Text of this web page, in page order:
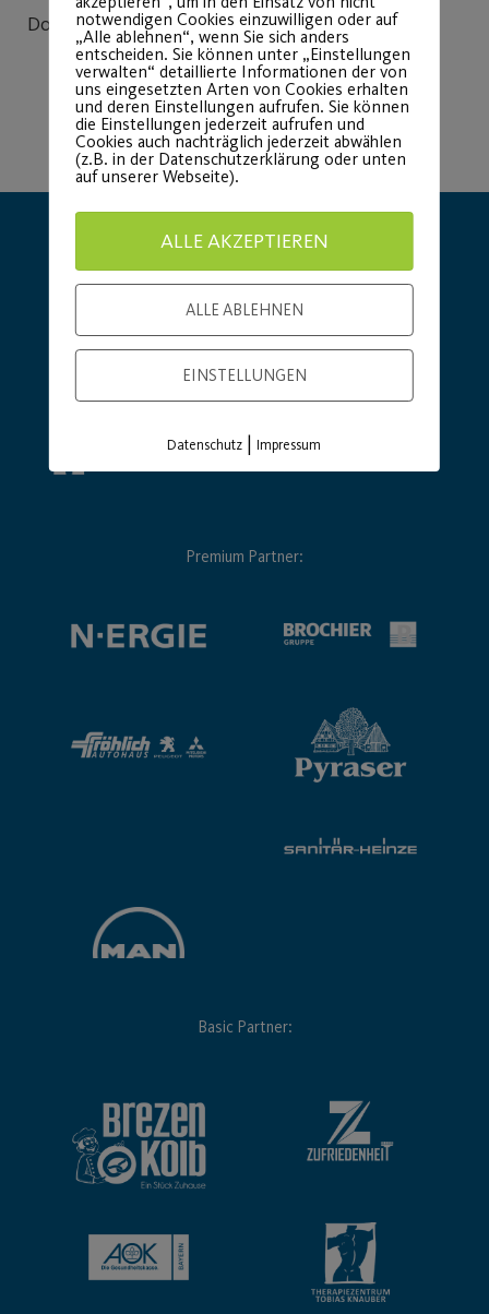
Donnerstag 11-14 Uhr
Hauptsponsor Generalausrüster
Premium Partner:
Basic Partner:
notwendigen Cookies einzuwilligen oder auf
„Alle ablehnen“, wenn Sie sich anders
entscheiden. Sie können unter „Einstellungen
verwalten“ detaillierte Informationen der von
uns eingesetzten Arten von Cookies erhalten
und deren Einstellungen aufrufen. Sie können
die Einstellungen jederzeit aufrufen und
Cookies auch nachträglich jederzeit abwählen
(z.B. in der Datenschutzerklärung oder unten
auf unserer Webseite).
ALLE AKZEPTIEREN
ALLE ABLEHNEN
EINSTELLUNGEN
Datenschutz |Impressum